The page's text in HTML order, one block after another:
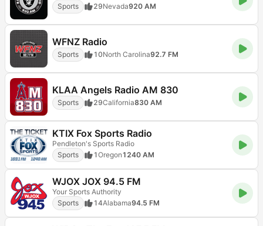
Sports 29Nevada920 AM
WFNZ Radio
Sports 10North Carolina92.7 FM
KLAA Angels Radio AM 830
Sports 29California830 AM
KTIX Fox Sports Radio
Pendleton's Sports Radio
Sports
1Oregon1240 AM
WJOX JOX 94.5 FM
Your Sports Authority
Sports
14Alabama94.5 FM